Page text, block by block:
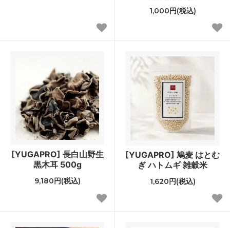
1,000円(税込)
[YUGAPRO] 長白山野生
黒木耳 500g
9,180円(税込)
[YUGAPRO] 鳩麦 はとむ
ぎ ハトムギ 雑穀米
1,620円(税込)